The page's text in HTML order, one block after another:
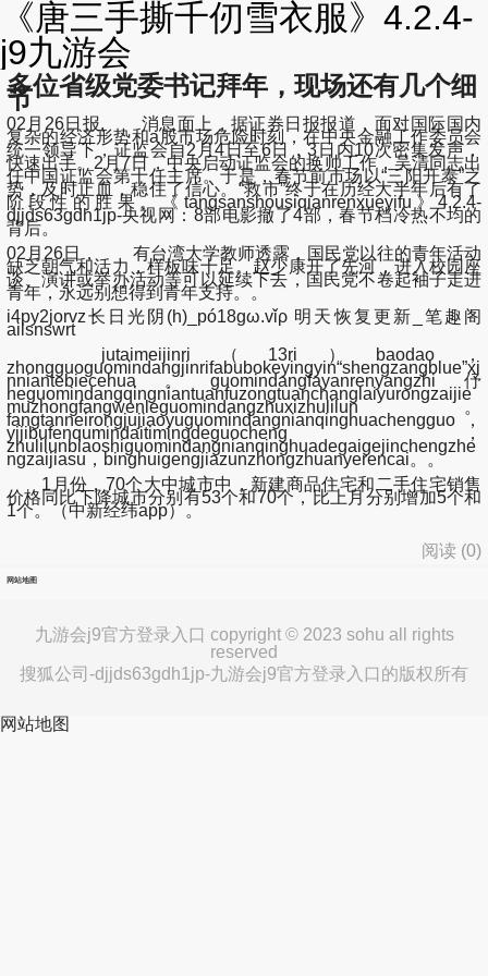
《唐三手撕千仞雪衣服》4.2.4-
j9九游会
多位省级党委书记拜年，现场还有几个细
节
02月26日报, 消息面上，据证券日报报道，面对国际国内
复杂的经济形势和a股市场危险时刻，在中央金融工作委员会
统一领导下，证监会自2月4日至6日，3日内10次密集发声，
快速出手。2月7日，中央启动证监会的换帅工作，吴清同志出
任中国证监会第十任主席。于是，春节前市场以“三阳开泰”之
势，及时止血，稳住了信心。“救市”终于在历经大半年后有了
阶段性的胜果。《tangsanshousiqianrenxueyifu》4.2.4-
djjds63gdh1jp-央视网：8部电影撤了4部，春节档冷热不均的
背后。
02月26日， 有台湾大学教师透露，国民党以往的青年活动
缺乏朝气和活力，样板味十足。赵少康开了先河，进入校园座
谈、演讲或举办活动等可以延续下去，国民党不卷起袖子走进
青年，永远别想得到青年支持。。
i4py2jorvz长日光阴(h)_pó18ɡω.vǐρ 明天恢复更新_笔趣阁
ailsnswrt
jutaimeijinri（13ri）baodao，
zhongguoguomindangjinrifabubokeyingyin“shengzangblue”xi
nniantebiecehua。guomindangfayanrenyangzhi伃
heguomindangqingniantuanfuzongtuanchanglaiyurongzaijie
muzhongfangwenleguomindangzhuxizhulilun。
fangtanneirongjujiaoyuguomindangnianqinghuachengguo，
yijibufenqumindaitimingdeguocheng，
zhulilunbiaoshiguomindangnianqinghuadegaigejinchengzhe
ngzaijiasu，binghuigengjiazunzhongzhuanyerencai。。
1月份，70个大中城市中，新建商品住宅和二手住宅销售
价格同比下降城市分别有53个和70个，比上月分别增加5个和
1个。（中新经纬app）。
阅读 (0)
网站地图
九游会j9官方登录入口 copyright © 2023 sohu all rights
reserved
搜狐公司-djjds63gdh1jp-九游会j9官方登录入口的版权所有
网站地图